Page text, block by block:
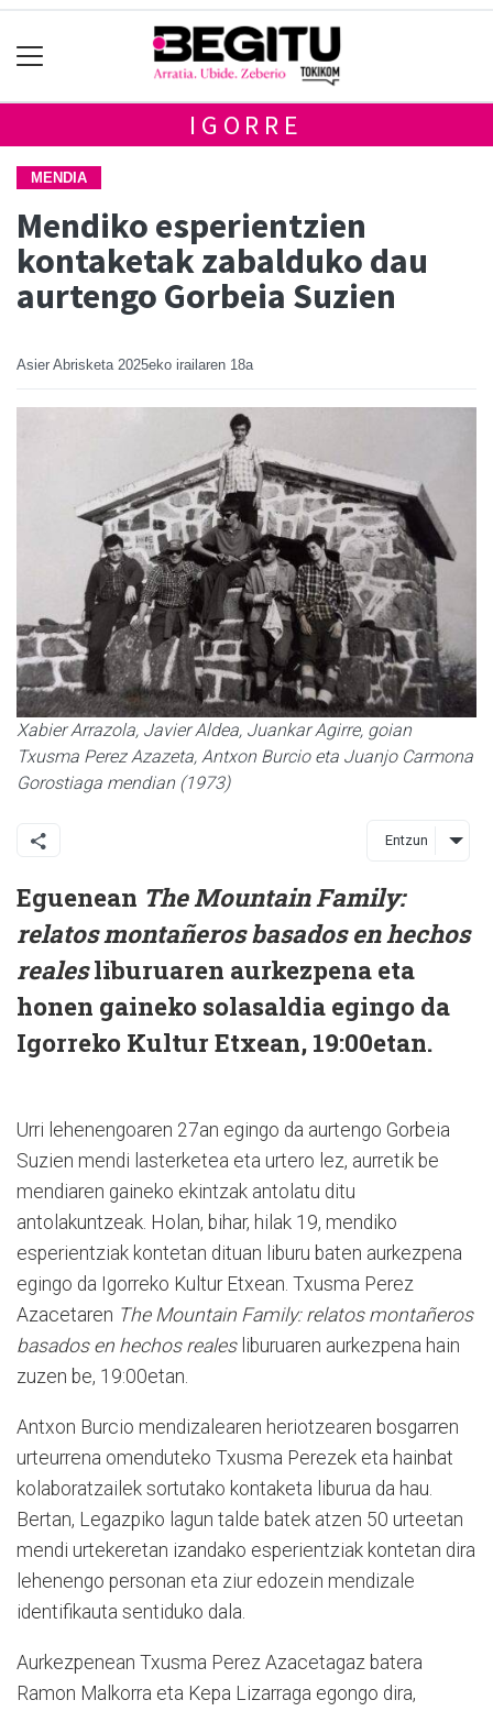
IGORRE
MENDIA
Mendiko esperientzien
kontaketak zabalduko dau
aurtengo Gorbeia Suzien
Asier Abrisketa 2025eko irailaren 18a
Xabier Arrazola, Javier Aldea, Juankar Agirre, goian
Txusma Perez Azazeta, Antxon Burcio eta Juanjo Carmona
Gorostiaga mendian (1973)
Entzun
Eguenean The Mountain Family:
relatos montañeros basados en hechos
realesliburuaren aurkezpena eta
honen gaineko solasaldia egingo da
Igorreko Kultur Etxean, 19:00etan.
Urri lehenengoaren 27an egingo da aurtengo Gorbeia
Suzien mendi lasterketea eta urtero lez, aurretik be
mendiaren gaineko ekintzak antolatu ditu
antolakuntzeak. Holan, bihar, hilak 19, mendiko
esperientziak kontetan dituan liburu baten aurkezpena
egingo da Igorreko Kultur Etxean. Txusma Perez
Azacetaren The Mountain Family: relatos montañeros
basados en hechos realesliburuaren aurkezpena hain
zuzen be, 19:00etan.
Antxon Burcio mendizalearen heriotzearen bosgarren
urteurrena omenduteko Txusma Perezek eta hainbat
kolaboratzailek sortutako kontaketa liburua da hau.
Bertan, Legazpiko lagun talde batek atzen 50 urteetan
mendi urtekeretan izandako esperientziak kontetan dira
lehenengo personan eta ziur edozein mendizale
identifikauta sentiduko dala.
Aurkezpenean Txusma Perez Azacetagaz batera
Ramon Malkorra eta Kepa Lizarraga egongo dira,